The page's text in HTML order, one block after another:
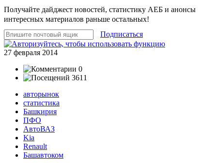
Получайте дайджест новостей, статистику АЕБ и анонсы
интересных материалов раньше остальных!
Подписаться
27 февраля 2014
0
3611
авторынок
статистика
Башкирия
ПФО
АвтоВАЗ
Kia
Renault
Башавтоком